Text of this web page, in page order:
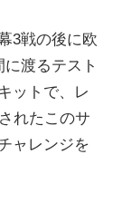
3戦の後に欧
渡るテスト
ットで、レ
れたこのサ
ャレンジを